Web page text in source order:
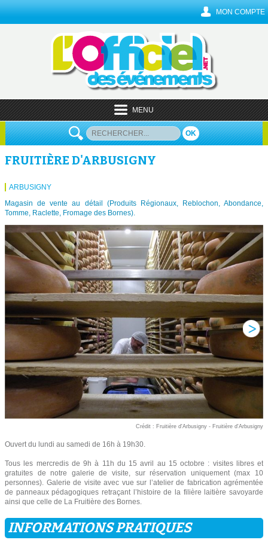
MON COMPTE
MENU
OK
FRUITIÈRE D'ARBUSIGNY
ARBUSIGNY
Magasin de vente au détail (Produits Régionaux, Reblochon, Abondance,
Tomme, Raclette, Fromage des Bornes).
Crédit : Fruitière d'Arbusigny - Fruitière d'Arbusigny
Ouvert du lundi au samedi de 16h à 19h30.
Tous les mercredis de 9h à 11h du 15 avril au 15 octobre : visites libres et
gratuites de notre galerie de visite, sur réservation uniquement (max 10
personnes). Galerie de visite avec vue sur l’atelier de fabrication agrémentée
de panneaux pédagogiques retraçant l’histoire de la filière laitière savoyarde
ainsi que celle de La Fruitière des Bornes.
INFORMATIONS PRATIQUES